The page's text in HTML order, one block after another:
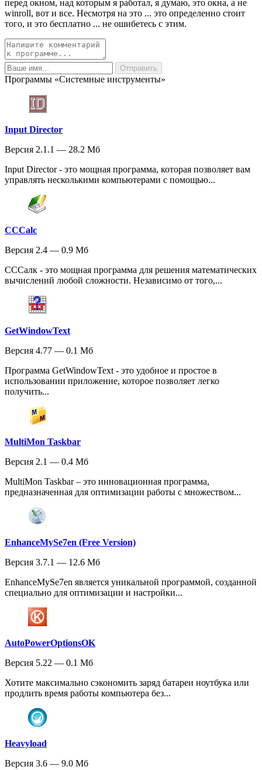
перед окном, над которым я работал, я думаю, это окна, а не
winroll, вот и все. Несмотря на это ... это определенно стоит
того, и это бесплатно ... не ошибетесь с этим.
Программы «Системные инструменты»
Input Director
Версия 2.1.1 — 28.2 Мб
Input Director - это мощная программа, которая позволяет вам
управлять несколькими компьютерами с помощью...
CCCalc
Версия 2.4 — 0.9 Мб
CCCалк - это мощная программа для решения математических
вычислений любой сложности. Независимо от того,...
GetWindowText
Версия 4.77 — 0.1 Мб
Программа GetWindowText - это удобное и простое в
использовании приложение, которое позволяет легко
получить...
MultiMon Taskbar
Версия 2.1 — 0.4 Мб
MultiMon Taskbar – это инновационная программа,
предназначенная для оптимизации работы с множеством...
EnhanceMySe7en (Free Version)
Версия 3.7.1 — 12.6 Мб
EnhanceMySe7en является уникальной программой, созданной
специально для оптимизации и настройки...
AutoPowerOptionsOK
Версия 5.22 — 0.1 Мб
Хотите максимально сэкономить заряд батареи ноутбука или
продлить время работы компьютера без...
Heavyload
Версия 3.6 — 9.0 Мб